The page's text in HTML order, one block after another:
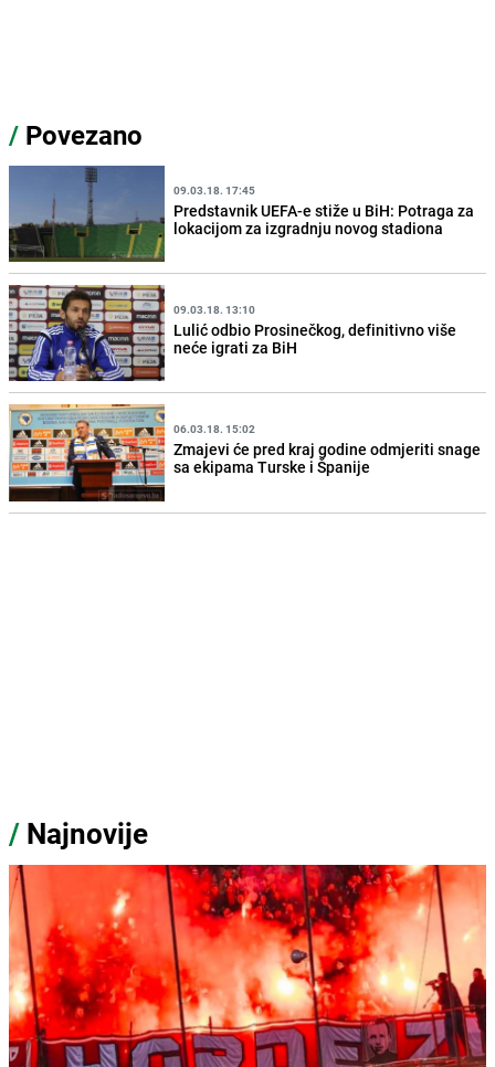
/ Povezano
09.03.18. 17:45
Predstavnik UEFA-e stiže u BiH: Potraga za
lokacijom za izgradnju novog stadiona
09.03.18. 13:10
Lulić odbio Prosinečkog, definitivno više
neće igrati za BiH
06.03.18. 15:02
Zmajevi će pred kraj godine odmjeriti snage
sa ekipama Turske i Španije
/ Najnovije